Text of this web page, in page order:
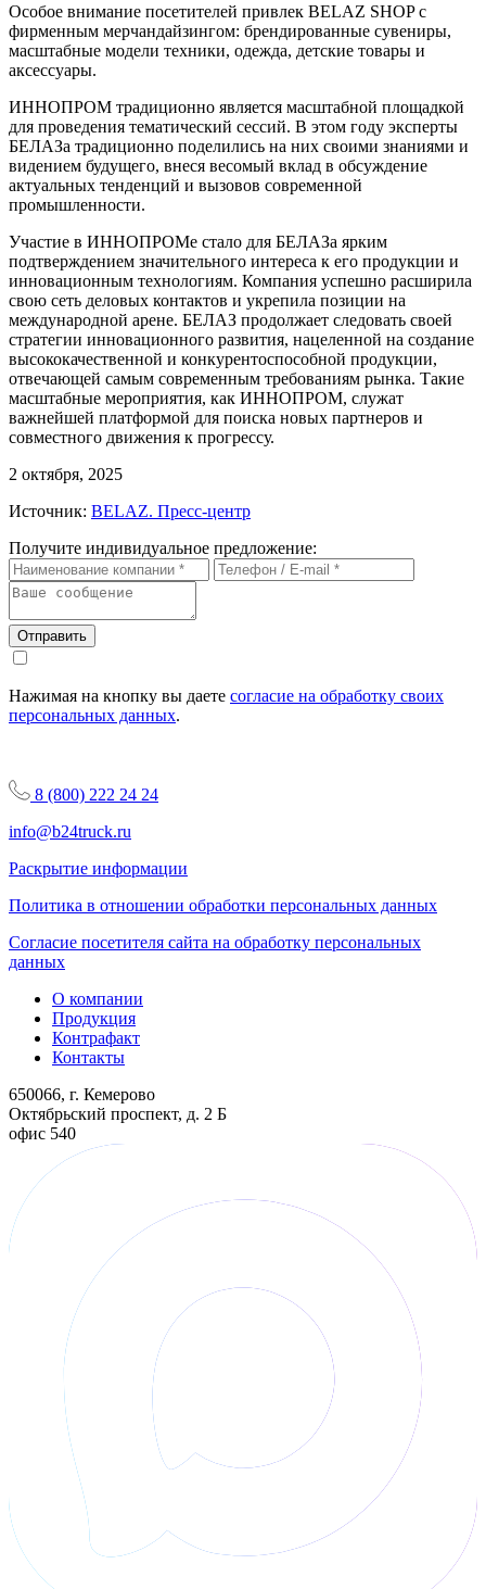
Особое внимание посетителей привлек BELAZ SHOP с
фирменным мерчандайзингом: брендированные сувениры,
масштабные модели техники, одежда, детские товары и
аксессуары.
ИННОПРОМ традиционно является масштабной площадкой
для проведения тематический сессий. В этом году эксперты
БЕЛАЗа традиционно поделились на них своими знаниями и
видением будущего, внеся весомый вклад в обсуждение
актуальных тенденций и вызовов современной
промышленности.
Участие в ИННОПРОМе стало для БЕЛАЗа ярким
подтверждением значительного интереса к его продукции и
инновационным технологиям. Компания успешно расширила
свою сеть деловых контактов и укрепила позиции на
международной арене. БЕЛАЗ продолжает следовать своей
стратегии инновационного развития, нацеленной на создание
высококачественной и конкурентоспособной продукции,
отвечающей самым современным требованиям рынка. Такие
масштабные мероприятия, как ИННОПРОМ, служат
важнейшей платформой для поиска новых партнеров и
совместного движения к прогрессу.
2 октября, 2025
Источник: BELAZ. Пресс-центр
Получите индивидуальное предложение:
Отправить
Нажимая на кнопку вы даете согласие на обработку своих
персональных данных.
8 (800) 222 24 24
info@b24truck.ru
Раскрытие информации
Политика в отношении обработки персональных данных
Согласие посетителя сайта на обработку персональных
данных
О компании
Продукция
Контрафакт
Контакты
650066, г. Кемерово
Октябрьский проспект, д. 2 Б
офис 540